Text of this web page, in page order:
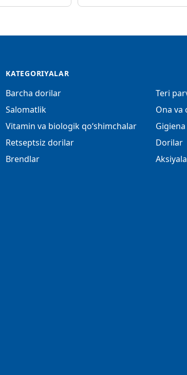
KATEGORIYALAR
Barcha dorilar
Salomatlik
Vitamin va biologik qo‘shimchalar
Retseptsiz dorilar
Brendlar
Teri
Ona va
Gigiena
Dorilar